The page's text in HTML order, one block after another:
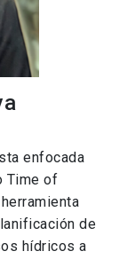
enfocada
Time of
de
hídricos a